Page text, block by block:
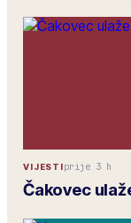
VIJESTIprije 3 h
Čakovec